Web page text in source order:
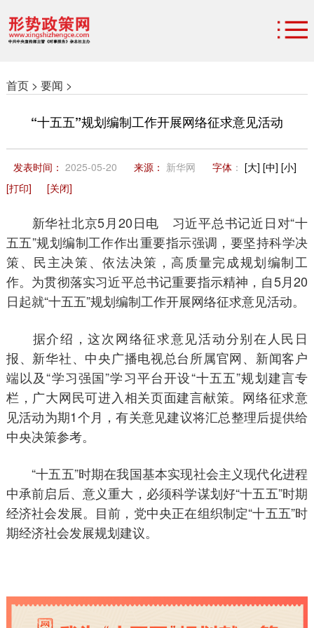
首页 > 要闻 >
“十五五”规划编制工作开展网络征求意见活动
发表时间： 2025-05-20 来源： 新华网 字体： [大] [中] [小]
[打印]
[关闭]
新华社北京5月20日电 习近平总书记近日对“十
五五”规划编制工作作出重要指示强调，要坚持科学决
策、民主决策、依法决策，高质量完成规划编制工
作。为贯彻落实习近平总书记重要指示精神，自5月20
日起就“十五五”规划编制工作开展网络征求意见活动。
据介绍，这次网络征求意见活动分别在人民日
报、新华社、中央广播电视总台所属官网、新闻客户
端以及“学习强国”学习平台开设“十五五”规划建言专
栏，广大网民可进入相关页面建言献策。网络征求意
见活动为期1个月，有关意见建议将汇总整理后提供给
中央决策参考。
“十五五”时期在我国基本实现社会主义现代化进程
中承前启后、意义重大，必须科学谋划好“十五五”时期
经济社会发展。目前，党中央正在组织制定“十五五”时
期经济社会发展规划建议。